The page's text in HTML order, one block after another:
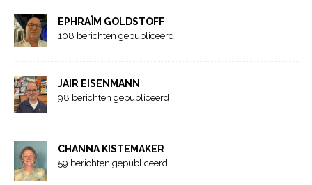
EPHRAÏM GOLDSTOFF
108 berichten gepubliceerd
JAIR EISENMANN
98 berichten gepubliceerd
CHANNA KISTEMAKER
59 berichten gepubliceerd